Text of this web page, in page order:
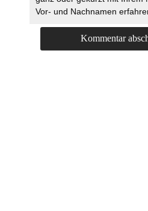
Vor- und Nachnamen